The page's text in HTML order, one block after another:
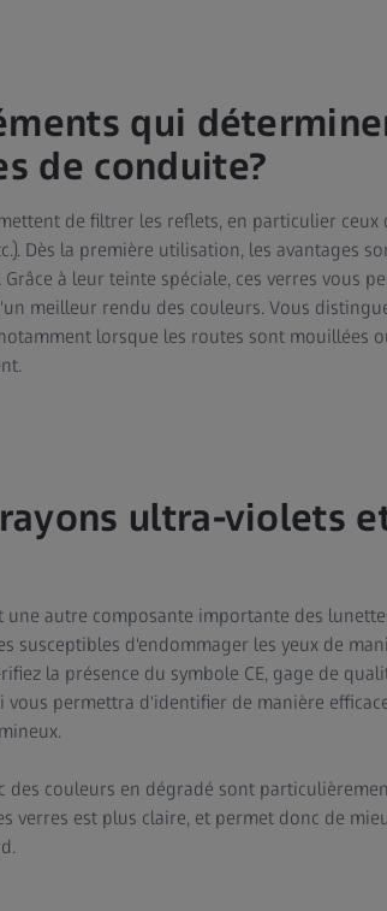
qui
de conduite?
de filtrer les reflets, en particulier ceux
Dès la première utilisation, les avantages
à leur teinte spéciale, ces verres vous
meilleur rendu des couleurs. Vous
lorsque les routes sont mouillées
ultra-violets
autre composante importante des
susceptibles d'endommager les yeux de
la présence du symbole CE, gage de
permettra d'identifier de manière
des couleurs en dégradé sont
verres est plus claire, et permet donc de